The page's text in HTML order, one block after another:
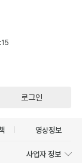
로그인
영상정보
사업자 정보